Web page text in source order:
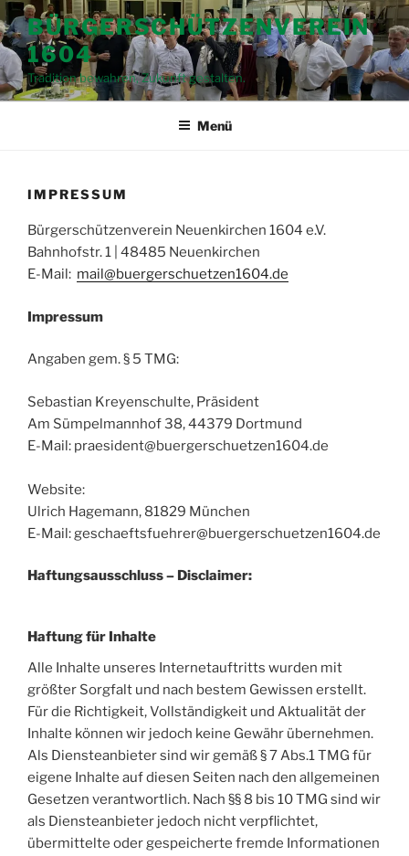
Zum
Inhalt
springen
BÜRGERSCHÜTZENVEREIN
1604
Tradition bewahren, Zukunft gestalten.
Menü
IMPRESSUM
Bürgerschützenverein Neuenkirchen 1604 e.V.
Bahnhofstr. 1 | 48485 Neuenkirchen
E-Mail: mail@buergerschuetzen1604.de
Impressum
Angaben gem. § 5 TMG:
Sebastian Kreyenschulte, Präsident
Am Sümpelmannhof 38, 44379 Dortmund
E-Mail: praesident@buergerschuetzen1604.de
Website:
Ulrich Hagemann, 81829 München
E-Mail: geschaeftsfuehrer@buergerschuetzen1604.de
Haftungsausschluss – Disclaimer:
Haftung für Inhalte
Alle Inhalte unseres Internetauftritts wurden mit
größter Sorgfalt und nach bestem Gewissen erstellt.
Für die Richtigkeit, Vollständigkeit und Aktualität der
Inhalte können wir jedoch keine Gewähr übernehmen.
Als Diensteanbieter sind wir gemäß § 7 Abs.1 TMG für
eigene Inhalte auf diesen Seiten nach den allgemeinen
Gesetzen verantwortlich. Nach §§ 8 bis 10 TMG sind wir
als Diensteanbieter jedoch nicht verpflichtet,
übermittelte oder gespeicherte fremde Informationen